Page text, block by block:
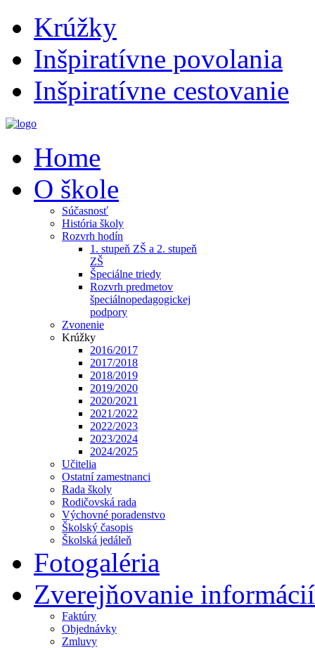
Krúžky
Inšpiratívne povolania
Inšpiratívne cestovanie
Home
O škole
Súčasnosť
História školy
Rozvrh hodín
1. stupeň ZŠ a 2. stupeň
ZŠ
Špeciálne triedy
Rozvrh predmetov
špeciálnopedagogickej
podpory
Zvonenie
Krúžky
2016/2017
2017/2018
2018/2019
2019/2020
2020/2021
2021/2022
2022/2023
2023/2024
2024/2025
Učitelia
Ostatní zamestnanci
Rada školy
Rodičovská rada
Výchovné poradenstvo
Školský časopis
Školská jedáleň
Fotogaléria
Zverejňovanie informácií
Faktúry
Objednávky
Zmluvy